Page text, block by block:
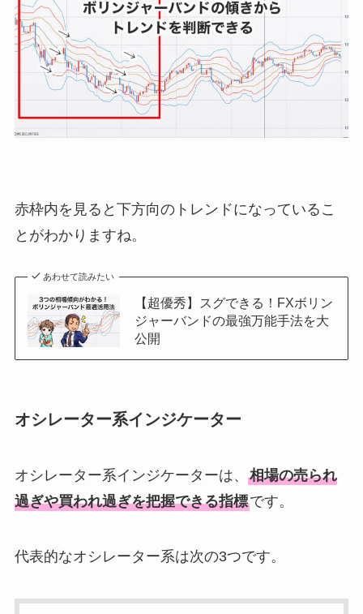
赤枠内を見ると下方向のトレンドになっているこ
とがわかりますね。
あわせて読みたい
【超優秀】スグできる！FXボリン
ジャーバンドの最強万能手法を大
公開
オシレーター系インジケーター
オシレーター系インジケーターは、 相場の売られ
過ぎや買われ過ぎを把握できる指標です。
代表的なオシレーター系は次の3つです。